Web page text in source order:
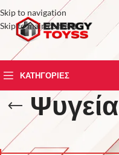
Skip to navigation
Skip to main content
ΚΑΤΗΓΟΡΙΕΣ
Ψυγεία
ΤΙΜΗ